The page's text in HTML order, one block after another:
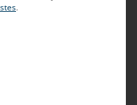
USB-C en su
integración en el
.
LISTA DE LOS GRUPOS